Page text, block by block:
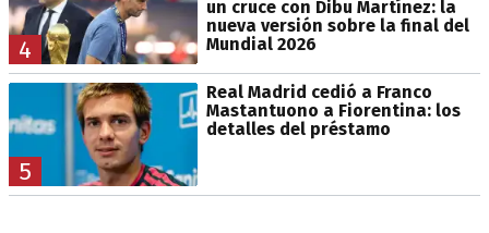
4
un cruce con Dibu Martínez: la
nueva versión sobre la final del
Mundial 2026
5
Real Madrid cedió a Franco
Mastantuono a Fiorentina: los
detalles del préstamo